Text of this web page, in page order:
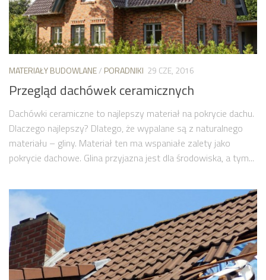
MATERIAŁY BUDOWLANE/ PORADNIKI 29 CZE, 2016
Przegląd dachówek ceramicznych
Dachówki ceramiczne to najlepszy materiał na pokrycie dachu.
Dlaczego najlepszy? Dlatego, że wypalane są z naturalnego
materiału – gliny. Materiał ten ma wspaniałe zalety jako
pokrycie dachowe. Glina przyjazna jest dla środowiska, a tym...